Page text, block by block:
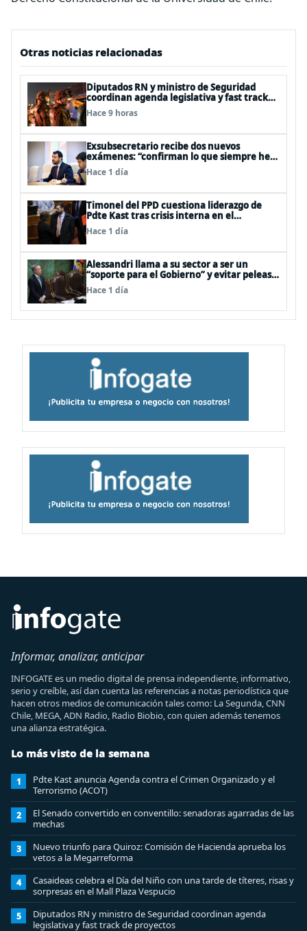
Otras noticias relacionadas
Diputados RN y ministro de Seguridad
coordinan agenda legislativa y fast track
de proyectos
Hace 9 horas
Exsubsecretario recibe dos nuevos
exámenes: “confirman lo que siempre he
dicho que no consumo droga”
Hace 1 día
Timonel del PPD cuestiona liderazgo de
Pdte Kast tras crisis interna en el
oficialismo: “Es incapaz de ordenar la casa”
Hace 1 día
Alessandri llama a su sector a ser un
“soporte para el Gobierno” y evitar peleas
internas tras disputa Squella-Pavez
Hace 1 día
Informar, analizar, anticipar
INFOGATE es un medio digital de prensa independiente, informativo,
serio y creíble, así dan cuenta las referencias a notas periodística que
hacen otros medios de comunicación tales como: La Segunda, CNN
Chile, MEGA, ADN Radio, Radio Biobio, con quien además tenemos
una alianza estratégica.
Lo más visto de la semana
1
Pdte Kast anuncia Agenda contra el Crimen Organizado y el
Terrorismo (ACOT)
2
El Senado convertido en conventillo: senadoras agarradas de las
mechas
3
Nuevo triunfo para Quiroz: Comisión de Hacienda aprueba los
vetos a la Megarreforma
4
Casaideas celebra el Día del Niño con una tarde de títeres, risas y
sorpresas en el Mall Plaza Vespucio
5
Diputados RN y ministro de Seguridad coordinan agenda
legislativa y fast track de proyectos